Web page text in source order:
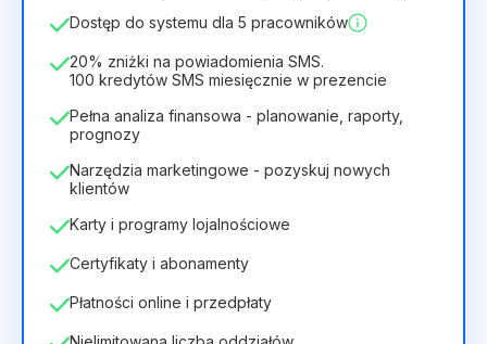
40zł28zł miesiąc
336zł za 12 Months
Dostęp do systemu dla 5 pracowników
20% zniżki na powiadomienia SMS.
100 kredytów SMS miesięcznie w prezencie
Pełna analiza finansowa - planowanie, raporty,
prognozy
Narzędzia marketingowe - pozyskuj nowych
klientów
Karty i programy lojalnościowe
Certyfikaty i abonamenty
Płatności online i przedpłaty